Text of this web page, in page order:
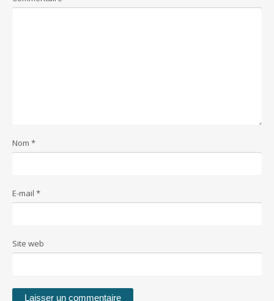
Nom *
E-mail *
Site web